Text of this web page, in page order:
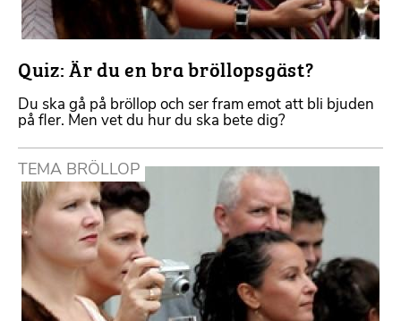
Quiz: Är du en bra bröllopsgäst?
Du ska gå på bröllop och ser fram emot att bli bjuden
på fler. Men vet du hur du ska bete dig?
TEMA BRÖLLOP